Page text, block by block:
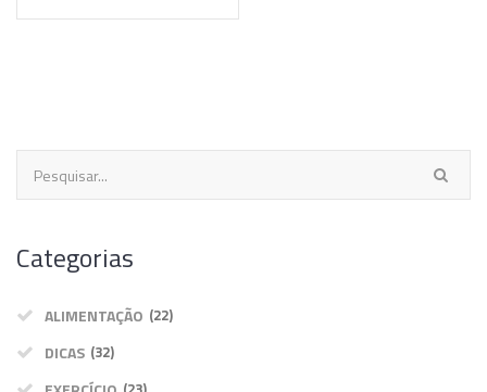
Categorias
ALIMENTAÇÃO (22)
DICAS (32)